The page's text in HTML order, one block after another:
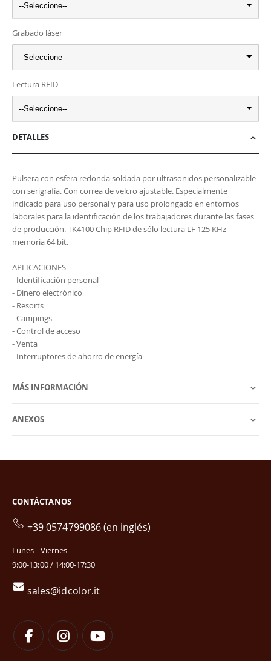
--Seleccione--
Grabado láser
--Seleccione--
Lectura RFID
--Seleccione--
DETALLES
Pulsera con esfera redonda soldada por ultrasonidos personalizable
con serigrafía. Con correa de velcro ajustable. Especialmente
indicado para uso personal y para uso prolongado en entornos
laborales para la identificación de los trabajadores durante las fases
de producción. TK4100 Chip RFID de sólo lectura LF 125 KHz
memoria 64 bit.
APLICACIONES
- Identificación personal
- Dinero electrónico
- Resorts
- Campings
- Control de acceso
- Venta
- Interruptores de ahorro de energía
MÁS INFORMACIÓN
ANEXOS
CONTÁCTANOS
+39 0574799086 (en inglés)
Lunes - Viernes
9:00-13:00 / 14:00-17:30
sales@idcolor.it